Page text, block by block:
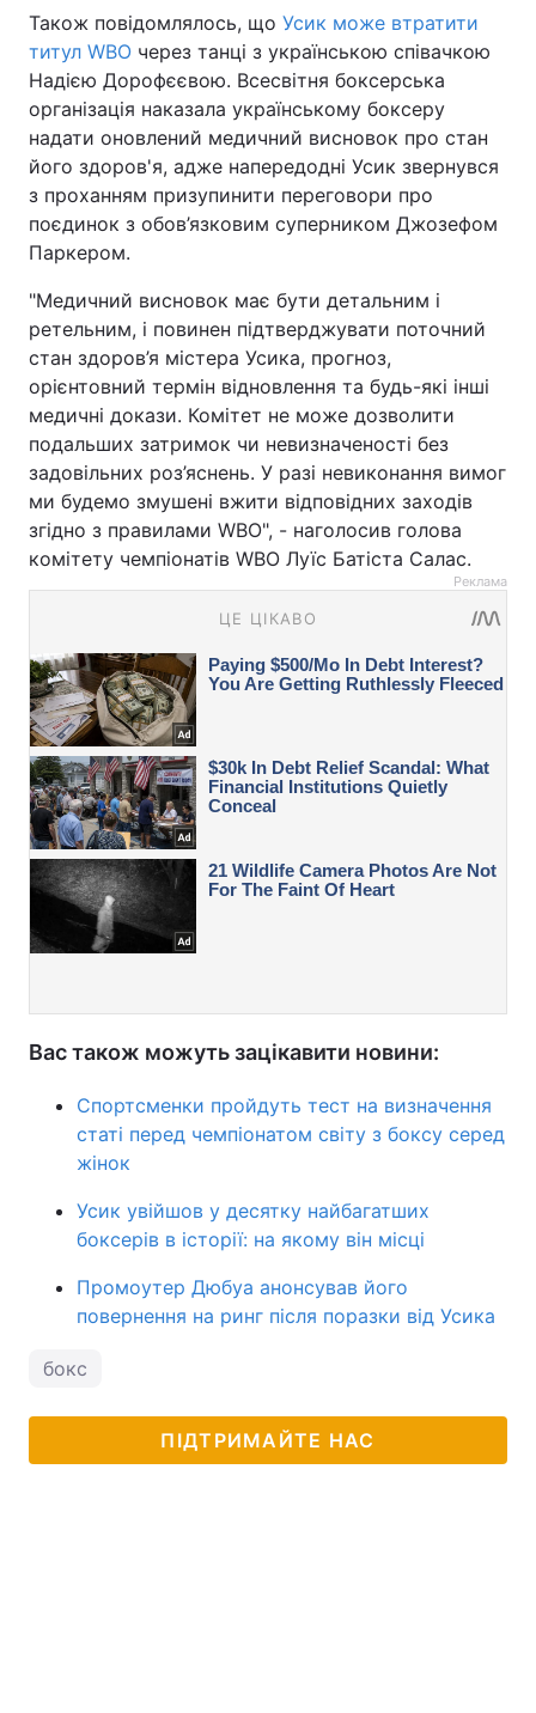
Також повідомлялось, що Усик може втратити
титул WBO через танці з українською співачкою
Надією Дорофєєвою. Всесвітня боксерська
організація наказала українському боксеру
надати оновлений медичний висновок про стан
його здоров'я, адже напередодні Усик звернувся
з проханням призупинити переговори про
поєдинок з обов’язковим суперником Джозефом
Паркером.
"Медичний висновок має бути детальним і
ретельним, і повинен підтверджувати поточний
стан здоров’я містера Усика, прогноз,
орієнтовний термін відновлення та будь-які інші
медичні докази. Комітет не може дозволити
подальших затримок чи невизначеності без
задовільних роз’яснень. У разі невиконання вимог
ми будемо змушені вжити відповідних заходів
згідно з правилами WBO", - наголосив голова
комітету чемпіонатів WBO Луїс Батіста Салас.
Реклама
Вас також можуть зацікавити новини:
Спортсменки пройдуть тест на визначення
статі перед чемпіонатом світу з боксу серед
жінок
Усик увійшов у десятку найбагатших
боксерів в історії: на якому він місці
Промоутер Дюбуа анонсував його
повернення на ринг після поразки від Усика
бокс
ПІДТРИМАЙТЕ НАС